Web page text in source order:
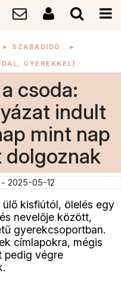
► SZABADIDŐ ►
GYEREKKEL)
csoda:
indult
mint nap
- 2025-05-12
kisfiútól, ölelés egy
nevelője között,
gyerekcsoportban.
címlapokra, mégis
pedig végre